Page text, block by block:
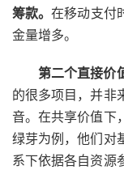
筹款。在移动支付
金量增多。
第二个直接价
的很多项目，并非
音。在共享价值下
绿芽为例，他们对
系下依据各自资源